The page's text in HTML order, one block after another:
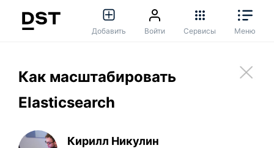
Добавить Войти Сервисы Меню
Как масштабировать
Elasticsearch
Кирилл Никулин